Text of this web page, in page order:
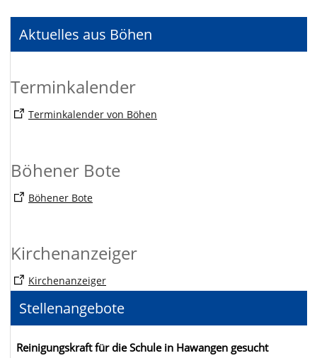
Aktuelles aus Böhen
Terminkalender
Terminkalender von Böhen
Böhener Bote
Böhener Bote
Kirchenanzeiger
Kirchenanzeiger
Stellenangebote
Reinigungskraft für die Schule in Hawangen gesucht